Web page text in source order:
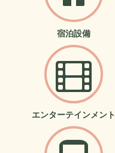
宿泊設備
エンターテインメント